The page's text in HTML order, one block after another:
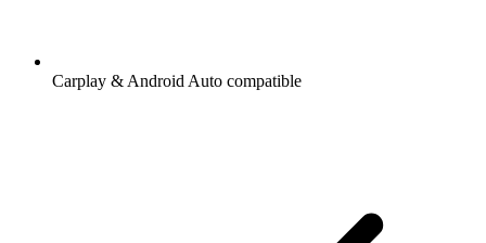
Carplay & Android Auto compatible